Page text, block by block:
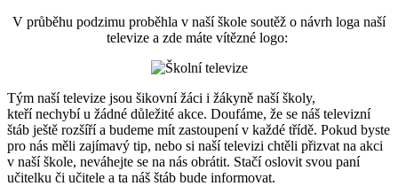
V průběhu podzimu proběhla v naší škole soutěž o návrh loga naší
televize a zde máte vítězné logo:
Tým naší televize jsou šikovní žáci i žákyně naší školy,
kteří nechybí u žádné důležité akce. Doufáme, že se náš televizní
štáb ještě rozšíří a budeme mít zastoupení v každé třídě. Pokud byste
pro nás měli zajímavý tip, nebo si naší televizi chtěli přizvat na akci
v naší škole, neváhejte se na nás obrátit. Stačí oslovit svou paní
učitelku či učitele a ta náš štáb bude informovat.